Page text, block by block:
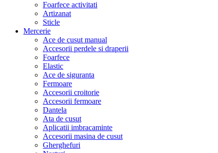
Foarfece activitati
Artizanat
Sticle
Mercerie
Ace de cusut manual
Accesorii perdele si draperii
Foarfece
Elastic
Ace de siguranta
Fermoare
Accesorii croitorie
Accesorii fermoare
Dantela
Ata de cusut
Aplicatii imbracaminte
Accesorii masina de cusut
Gherghefuri